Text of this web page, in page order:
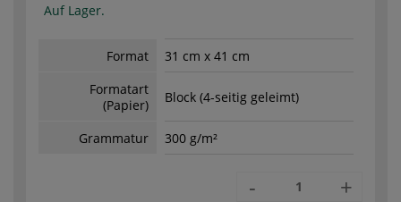
Auf Lager.
Format
31 cm x 41 cm
Formatart
(Papier)
Block (4-seitig geleimt)
Grammatur 300 g/m²
- +